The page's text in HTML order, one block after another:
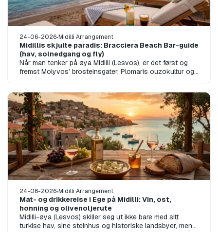
24-06-2026 Midilli Arrangement
Midillis skjulte paradis: Bracciera Beach Bar-guide
(hav, solnedgang og fly)
Når man tenker på øya Midilli (Lesvos), er det først og
fremst Molyvos’ brosteinsgater, Plomaris ouzokultur og
24-06-2026 Midilli Arrangement
Mat- og drikkereise i Ege på Midilli: Vin, ost,
honning og olivenoljerute
Midilli-øya (Lesvos) skiller seg ut ikke bare med sitt
turkise hav, sine steinhus og historiske landsbyer, men